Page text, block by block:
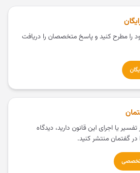
را مطرح کنید و پاسخ متخصصان را دریافت
یا اجرای این قانون دارید، دیدگاه
در گفتمان منتشر کنید.
تخصصی